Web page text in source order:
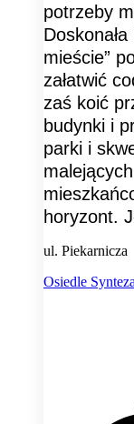
potrzeby
mieście”
załatwić
zaś koić
budynki i
parki i
horyzont.
ul. Piekarnicza
Osiedle